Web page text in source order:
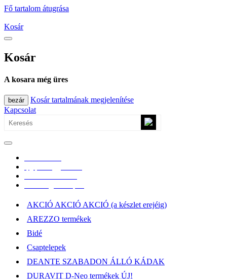
Fő tartalom átugrása
Kosár
Kosár
A kosara még üres
bezár
Kosár tartalmának megjelenítése
Kapcsolat
AKCIÓ AKCIÓ AKCIÓ (a készlet erejéig)
AREZZO termékek
Bidé
Csaptelepek
DEANTE SZABADON ÁLLÓ KÁDAK
DURAVIT D-Neo termékek ÚJ!